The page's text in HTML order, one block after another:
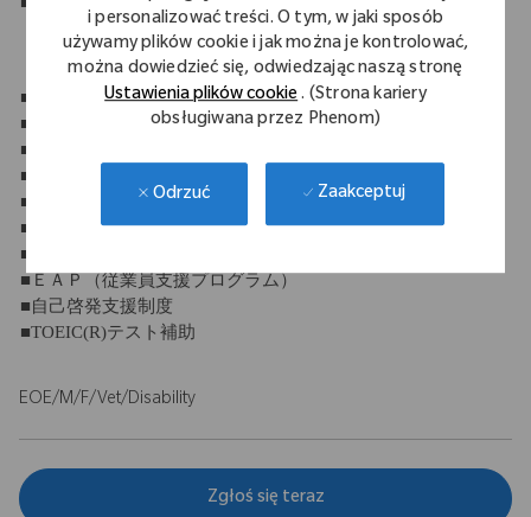
i personalizować treści. O tym, w jaki sposób
używamy plików cookie i jak można je kontrolować,
można dowiedzieć się, odwiedzając naszą stronę
Ustawienia plików cookie. (Strona kariery
obsługiwana przez Phenom)
Odrzuć Zaakceptuj
【福利厚生】
■社会保険完備
■退職金制度
■団体保険
■定期健康診断
■財形貯蓄制度
■永年勤続表彰
■持株制度
■ＥＡＰ（従業員支援プログラム）
■自己啓発支援制度
■TOEIC(R)テスト補助
EOE/M/F/Vet/Disability
Zgłoś się teraz